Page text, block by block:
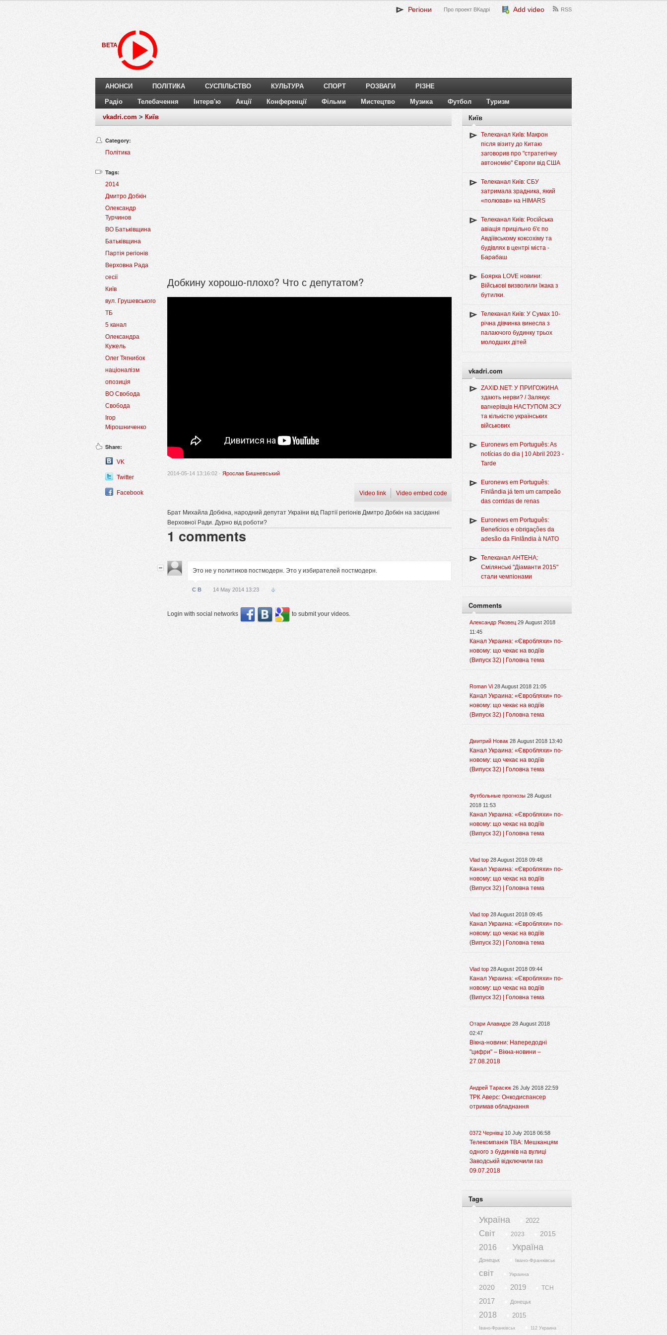
Регіони Про проект ВКадрі Add video RSS
BETA
АНОНСИ ПОЛІТИКА СУСПІЛЬСТВО КУЛЬТУРА СПОРТ РОЗВАГИ РІЗНЕ
Радіо Телебачення Інтерв'ю Акції Конференції Фільми Мистецтво Музика Футбол Туризм
vkadri.com > Київ
Category:
Політика
Tags:
2014
Дмитро Добкін
Олександр
Турчинов
ВО Батьківщина
Батьківщина
Партія регіонів
Верховна Рада
сесії
Київ
вул. Грушевського
ТБ
5 канал
Олександра
Кужель
Олег Тягнибок
націоналізм
опозиція
ВО Свобода
Свобода
Ігор
Мірошниченко
Share:
VK
Twitter
Facebook
Добкину хорошо-плохо? Что с депутатом?
2014-05-14 13:16:02 · Ярослав Бишневський
Video link Video embed code
Брат Михайла Добкіна, народний депутат України від Партії регіонів Дмитро Добкін на засіданні
Верховної Ради. Дурно від роботи?
1 comments
Это не у политиков постмодерн. Это у избирателей постмодерн.
С В 14 May 2014 13:23
Login with social networks to submit your videos.
Київ
Телеканал Київ: Макрон
після візиту до Китаю
заговорив про "стратегічну
автономію" Європи від США
Телеканал Київ: СБУ
затримала зрадника, який
«полював» на HIMARS
Телеканал Київ: Російська
авіація прицільно б'є по
Авдіївському коксохіму та
будівлях в центрі міста -
Барабаш
Боярка LOVE новини:
Військові визволили їжака з
бутилки.
Телеканал Київ: У Сумах 10-
річна дівчинка винесла з
палаючого будинку трьох
молодших дітей
vkadri.com
ZAXID.NET: У ПРИГОЖИНА
здають нерви? / Залякує
вагнерівців НАСТУПОМ ЗСУ
та кількістю українських
військових
Euronews em Português: As
notícias do dia | 10 Abril 2023 -
Tarde
Euronews em Português:
Finlândia já tem um campeão
das corridas de renas
Euronews em Português:
Benefícios e obrigações da
adesão da Finlândia à NATO
Телеканал АНТЕНА:
Смілянські "Діаманти 2015"
стали чемпіонами
Comments
Александр Яковец 29 August 2018
11:45
Канал Украина: «Євробляхи» по-
новому: що чекає на водіїв
(Випуск 32) | Головна тема
Roman Vi 28 August 2018 21:05
Канал Украина: «Євробляхи» по-
новому: що чекає на водіїв
(Випуск 32) | Головна тема
Дмитрий Новак 28 August 2018 13:40
Канал Украина: «Євробляхи» по-
новому: що чекає на водіїв
(Випуск 32) | Головна тема
Футбольные прогнозы 28 August
2018 11:53
Канал Украина: «Євробляхи» по-
новому: що чекає на водіїв
(Випуск 32) | Головна тема
Vlad top 28 August 2018 09:48
Канал Украина: «Євробляхи» по-
новому: що чекає на водіїв
(Випуск 32) | Головна тема
Vlad top 28 August 2018 09:45
Канал Украина: «Євробляхи» по-
новому: що чекає на водіїв
(Випуск 32) | Головна тема
Vlad top 28 August 2018 09:44
Канал Украина: «Євробляхи» по-
новому: що чекає на водіїв
(Випуск 32) | Головна тема
Отари Алавидзе 28 August 2018
02:47
Вікна-новини: Напередодні
"цифри" – Вікна-новини –
27.08.2018
Андрей Тарасюк 26 July 2018 22:59
ТРК Аверс: Онкодиспансер
отримав обладнання
0372 Чернівці 10 July 2018 06:58
Телекомпанія ТВА: Мешканцям
одного з будинків на вулиці
Заводській відключили газ
09.07.2018
Tags
Україна 2022
Світ 2023 2015
2016 Україна
Донецьк Івано-Франківськ
світ Украина
2020 2019 ТСН
2017 Донецьк
2018 2015
Івано-Франківськ 112 Украина